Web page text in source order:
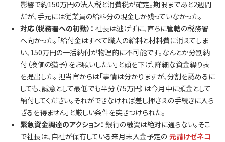
影響で約150万円の法人税と消費税が確定。期限まであと2週間
だが、手元には従業員の給料分の現金しか残っていなかった。
対応（税務署への初動）： 社長は逃げずに、直ちに管轄の税務署
へ向かった。「給付金はすべて職人の給料と材料費に消えてしま
い、150万円の一括納付が物理的に不可能です。なんとか分割納
付（換価の猶予）をお願いしたい」と頭を下げ、詳細な資金繰り表
を提出した。 担当官からは「事情は分かりますが、分割を認めるに
しても、誠意として最低でも半分（75万円）は今月中に頭金として
納付してください。それができなければ差し押さえの手続きに入ら
ざるを得ません」と厳しい条件を突きつけられた。
緊急資金調達のアクション： 銀行の融資は絶対に通らない。そこ
で社長は、自社が保有している来月末入金予定の 元請けゼネコ